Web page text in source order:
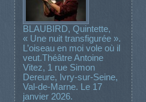
BLAUBIRD, Quintette,
« Une nuit transfigurée ».
L’oiseau en moi vole où il
veut.Théâtre Antoine
Vitez, 1 rue Simon
Dereure, Ivry-sur-Seine,
Val-de-Marne. Le 17
janvier 2026.